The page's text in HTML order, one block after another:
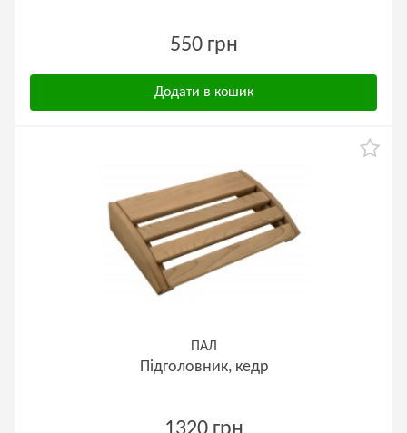
550 грн
Додати в кошик
ПАЛ
Підголовник, кедр